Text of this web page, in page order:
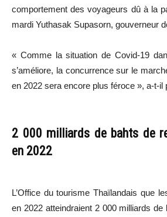
comportement des voyageurs dû à la
mardi Yuthasak Supasorn, gouverneur
« Comme la situation de Covid-19
s’améliore, la concurrence sur le
en 2022 sera encore plus féroce », a-t-il
2 000 milliards de bahts de
en 2022
L’Office du tourisme Thaïlandais que
en 2022 atteindraient 2 000 milliards